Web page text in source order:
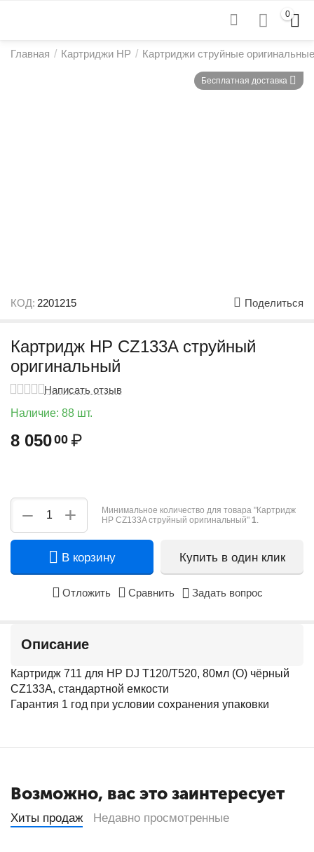
0
Главная / Картриджи HP / Картриджи струйные
Бесплатная доставка
КОД: 2201215 Поделиться
Картридж HP CZ133A струйный
оригинальный
Написать отзыв
Наличие: 88 шт.
8 05000 ₽
+
−
Минимальное количество для товара "Картридж
HP CZ133A струйный оригинальный" 1.
В корзину Купить в один клик
Отложить Сравнить Задать вопрос
Описание
Картридж 711 для HP DJ T120/T520, 80мл (O) чёрный
CZ133A, стандартной емкости
Гарантия 1 год при условии сохранения упаковки
Возможно, вас это заинтересует
Хиты продаж Недавно просмотренные